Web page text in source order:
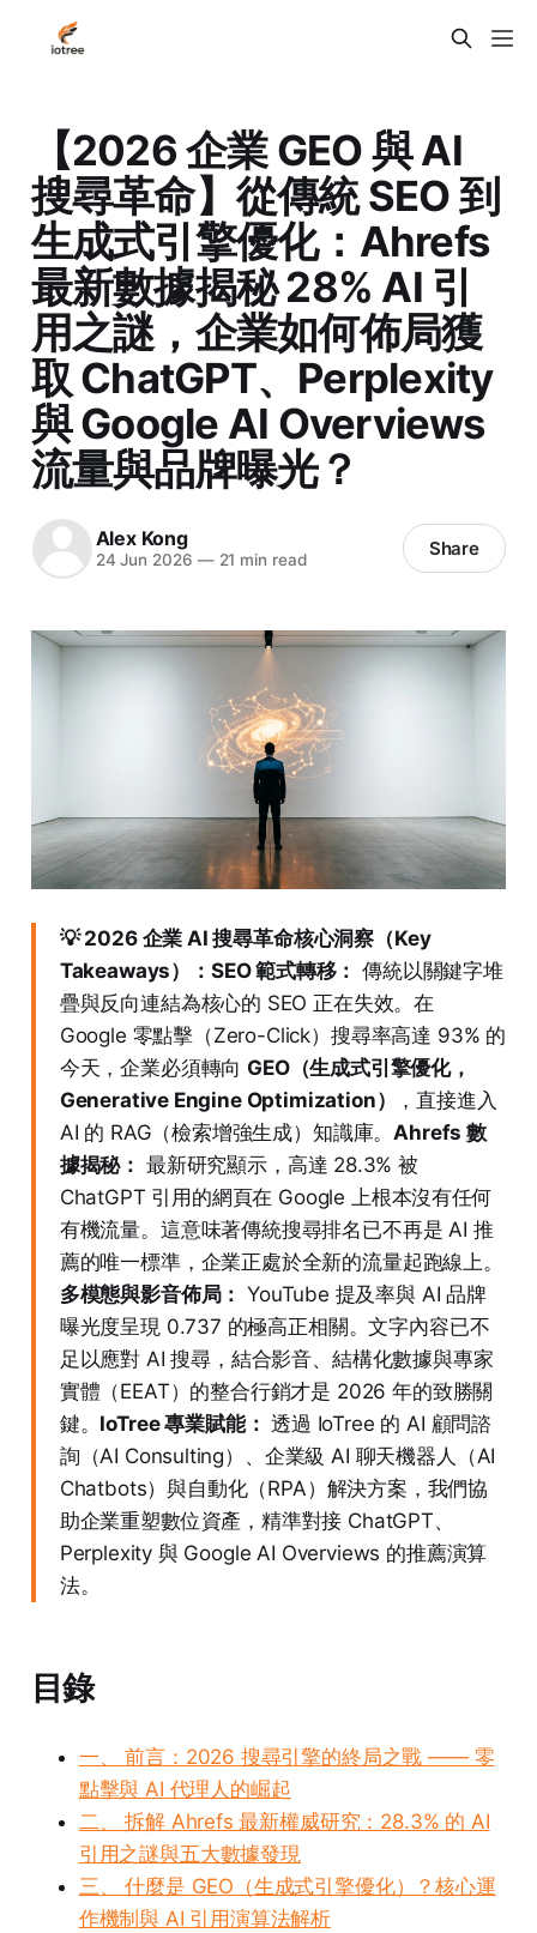
【2026 企業 GEO 與 AI
搜尋革命】從傳統 SEO 到
生成式引擎優化：Ahrefs
最新數據揭秘 28% AI 引
用之謎，企業如何佈局獲
取 ChatGPT、Perplexity
與 Google AI Overviews
流量與品牌曝光？
Alex Kong
24 Jun 2026 —21 min read Share
💡 2026 企業 AI 搜尋革命核心洞察（Key
Takeaways）： SEO 範式轉移： 傳統以關鍵字堆
疊與反向連結為核心的 SEO 正在失效。在
Google 零點擊（Zero-Click）搜尋率高達 93% 的
今天，企業必須轉向 GEO（生成式引擎優化，
Generative Engine Optimization）
，直接進入
AI 的 RAG（檢索增強生成）知識庫。Ahrefs 數
據揭秘： 最新研究顯示，高達 28.3% 被
ChatGPT 引用的網頁在 Google 上根本沒有任何
有機流量。這意味著傳統搜尋排名已不再是 AI 推
薦的唯一標準，企業正處於全新的流量起跑線上。
多模態與影音佈局： YouTube 提及率與 AI 品牌
曝光度呈現 0.737 的極高正相關。文字內容已不
足以應對 AI 搜尋，結合影音、結構化數據與專家
實體（EEAT）的整合行銷才是 2026 年的致勝關
鍵。 IoTree 專業賦能： 透過 IoTree 的 AI 顧問諮
詢（AI Consulting）、企業級 AI 聊天機器人（AI
Chatbots）與自動化（RPA）解決方案，我們協
助企業重塑數位資產，精準對接 ChatGPT、
Perplexity 與 Google AI Overviews 的推薦演算
法。
目錄
一、 前言：2026 搜尋引擎的終局之戰 —— 零
點擊與 AI 代理人的崛起
二、 拆解 Ahrefs 最新權威研究：28.3% 的 AI
引用之謎與五大數據發現
三、 什麼是 GEO（生成式引擎優化）？核心運
作機制與 AI 引用演算法解析